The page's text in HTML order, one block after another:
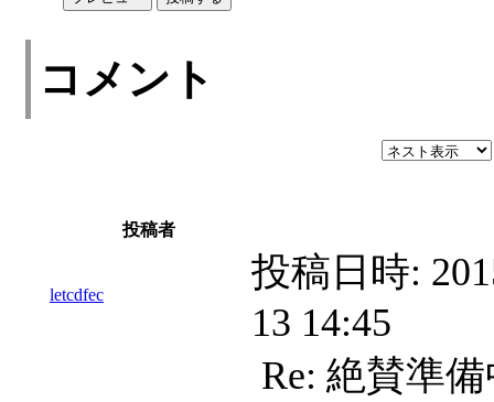
コメント
投稿者
letcdfec
投稿日時:
13 14:45
Re: 絶賛準